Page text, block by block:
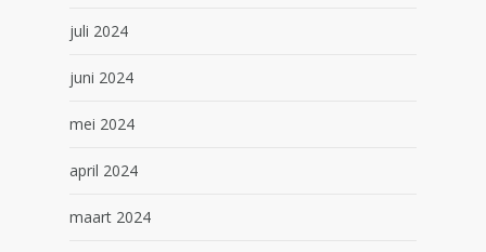
juli 2024
juni 2024
mei 2024
april 2024
maart 2024